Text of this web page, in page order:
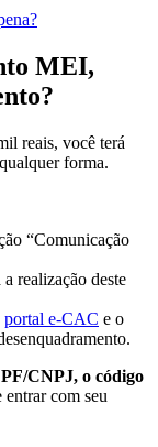
MEI,
reais, você terá
forma.
“Comunicação
realização deste
portal e-CAC e o
CNPJ, o código
entrar com seu